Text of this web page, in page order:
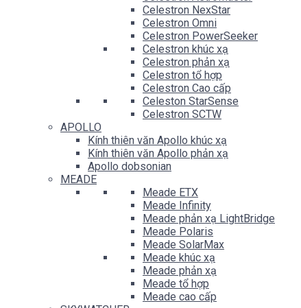
Celestron NexStar
Celestron Omni
Celestron PowerSeeker
Celestron khúc xạ
Celestron phản xạ
Celestron tổ hợp
Celestron Cao cấp
Celeston StarSense
Celestron SCTW
APOLLO
Kính thiên văn Apollo khúc xạ
Kính thiên văn Apollo phản xạ
Apollo dobsonian
MEADE
Meade ETX
Meade Infinity
Meade phản xạ LightBridge
Meade Polaris
Meade SolarMax
Meade khúc xạ
Meade phản xạ
Meade tổ hợp
Meade cao cấp